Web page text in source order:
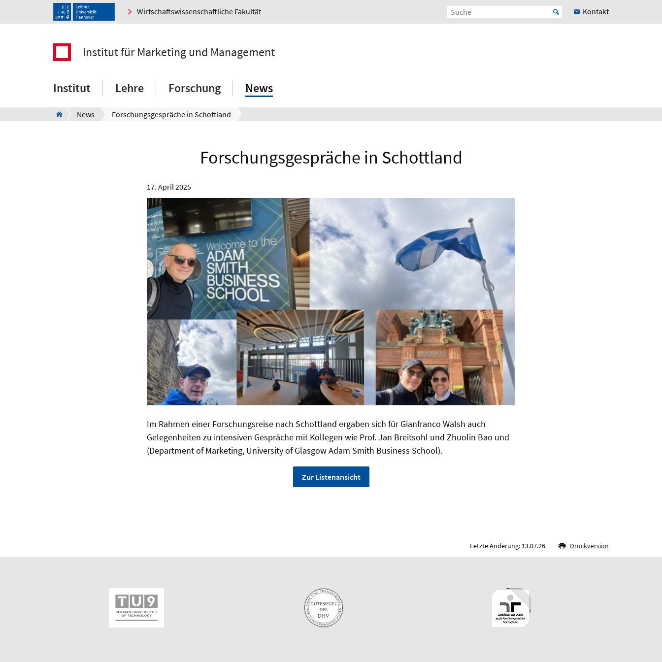
Wirtschaftswissenschaftliche Fakultät Kontakt
Institut für Marketing und Management
Institut Lehre Forschung News
News Forschungsgespräche in Schottland
Forschungsgespräche in Schottland
17. April 2025
Im Rahmen einer Forschungsreise nach Schottland ergaben sich für Gianfranco Walsh auch
Gelegenheiten zu intensiven Gespräche mit Kollegen wie Prof. Jan Breitsohl und Zhuolin Bao und
(Department of Marketing, University of Glasgow Adam Smith Business School).
Zur Listenansicht
Letzte Änderung: 13.07.26 Druckversion